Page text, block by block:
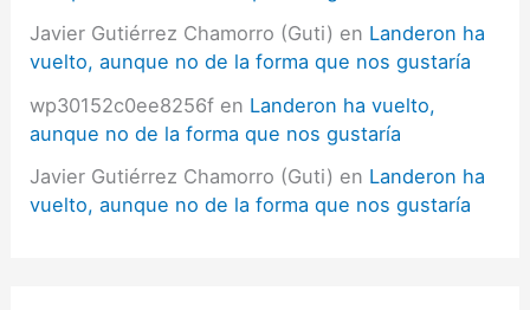
Javier Gutiérrez Chamorro (Guti) en Landeron ha
vuelto, aunque no de la forma que nos gustaría
wp30152c0ee8256f en Landeron ha vuelto,
aunque no de la forma que nos gustaría
Javier Gutiérrez Chamorro (Guti) en Landeron ha
vuelto, aunque no de la forma que nos gustaría